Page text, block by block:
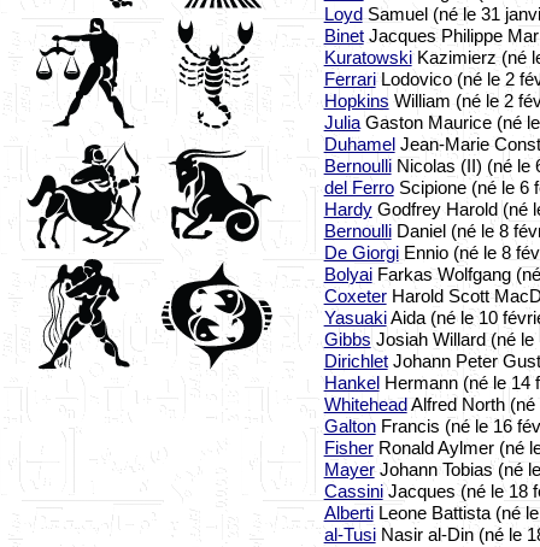
LoydSamuel (né le 31
BinetJacques Philippe
KuratowskiKazimierz (né
FerrariLodovico (né le 2
Hopkins William (né le 2
JuliaGaston Maurice (né
DuhamelJean-Marie
BernoulliNicolas (II) (né le
del FerroScipione (né le 6
HardyGodfrey Harold (né
BernoulliDaniel (né le 8
De GiorgiEnnio (né le 8
BolyaiFarkas Wolfgang
CoxeterHarold Scott
YasuakiAida (né le 10
Gibbs Josiah Willard (né le
DirichletJohann Peter
HankelHermann (né le 14
WhiteheadAlfred North (né
GaltonFrancis (né le 16
FisherRonald Aylmer (né
MayerJohann Tobias (né
CassiniJacques (né le 18
AlbertiLeone Battista (né
al-TusiNasir al-Din (né le